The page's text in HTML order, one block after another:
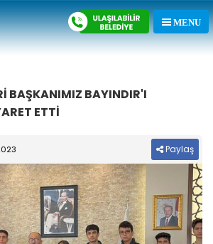
BAŞKANIMIZ BAYINDIR'I
ETTİ
Paylaş